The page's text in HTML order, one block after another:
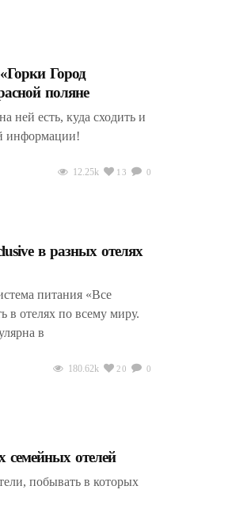
Город
поляне
ней есть, куда сходить и
информации!
12.25k 13 0
в разных отелях
питания «Все
в отелях по всему миру.
в
180.62k 20 0
отелей
побывать в которых